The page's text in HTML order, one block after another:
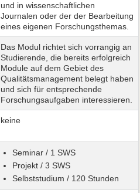
und in wissenschaftlichen
Journalen oder der der Bearbeitung
eines eigenen Forschungsthemas.
Das Modul richtet sich vorrangig an
Studierende, die bereits erfolgreich
Module auf dem Gebiet des
Qualitätsmanagement belegt haben
und sich für entsprechende
Forschungsaufgaben interessieren.
keine
Seminar / 1 SWS
Projekt / 3 SWS
Selbststudium / 120 Stunden